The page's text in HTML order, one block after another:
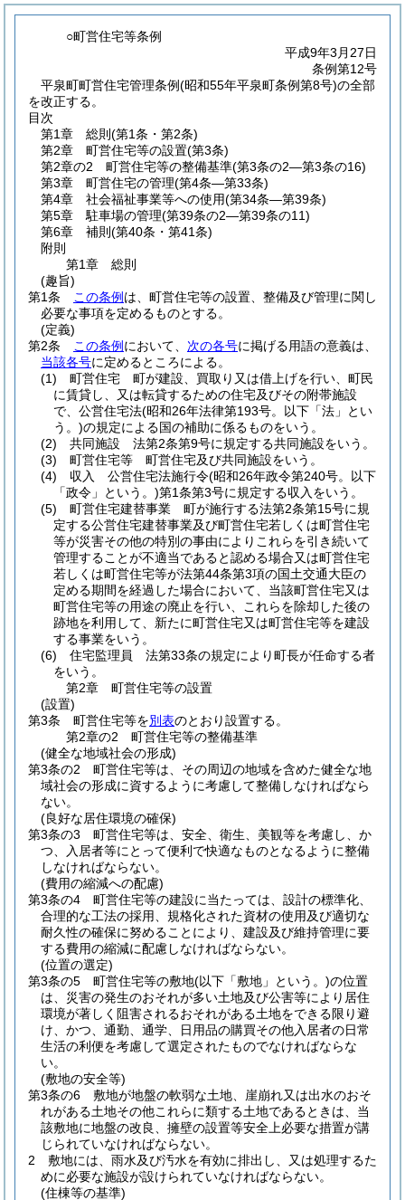
○町営住宅等条例
平成9年3月27日
条例第12号
平泉町町営住宅管理条例(昭和55年平泉町条例第8号)の全部
を改正する。
目次
第1章
総則 (第1条・第2条)
第2章
町営住宅等の設置(第3条)
第2章の2
町営住宅等の整備基準(第3条の2―第3条の16)
第3章
町営住宅の管理(第4条―第33条)
第4章
社会福祉事業等への使用(第34条―第39条)
第5章
駐車場の管理(第39条の2―第39条の11)
第6章
補則 (第40条・第41条)
附則
第1章
総則
(趣旨)
第1条
この条例 は、町営住宅等の設置、整備及び管理に関し
必要な事項を定めるものとする。
(定義)
第2条
この条例 において、 次の各号に掲げる用語の意義は、
当該各号に定めるところによる。
(1)
町営住宅 町が建設、買取り又は借上げを行い、町民
に賃貸し、又は転貸するための住宅及びその附帯施設
で、公営住宅法(昭和26年法律第193号。以下「法」とい
う。)の規定による国の補助に係るものをいう。
(2)
共同施設 法第2条第9号に規定する共同施設をいう。
(3)
町営住宅等 町営住宅及び共同施設をいう。
(4)
収入 公営住宅法施行令(昭和26年政令第240号。以下
「政令」という。)第1条第3号に規定する収入をいう。
(5)
町営住宅建替事業 町が施行する法第2条第15号に規
定する公営住宅建替事業及び町営住宅若しくは町営住宅
等が災害その他の特別の事由によりこれらを引き続いて
管理することが不適当であると認める場合又は町営住宅
若しくは町営住宅等が法第44条第3項の国土交通大臣の
定める期間を経過した場合において、当該町営住宅又は
町営住宅等の用途の廃止を行い、これらを除却した後の
跡地を利用して、新たに町営住宅又は町営住宅等を建設
する事業をいう。
(6)
住宅監理員 法第33条の規定により町長が任命する者
をいう。
第2章
町営住宅等の設置
(設置)
第3条
町営住宅等を別表のとおり設置する。
第2章の2
町営住宅等の整備基準
(健全な地域社会の形成)
第3条の2
町営住宅等は、その周辺の地域を含めた健全な地
域社会の形成に資するように考慮して整備しなければなら
ない。
(良好な居住環境の確保)
第3条の3
町営住宅等は、安全、衛生、美観等を考慮し、か
つ、入居者等にとって便利で快適なものとなるように整備
しなければならない。
(費用の縮減への配慮)
第3条の4
町営住宅等の建設に当たっては、設計の標準化、
合理的な工法の採用、規格化された資材の使用及び適切な
耐久性の確保に努めることにより、建設及び維持管理に要
する費用の縮減に配慮しなければならない。
(位置の選定)
第3条の5
町営住宅等の敷地(以下「敷地」という。)の位置
は、災害の発生のおそれが多い土地及び公害等により居住
環境が著しく阻害されるおそれがある土地をできる限り避
け、かつ、通勤、通学、日用品の購買その他入居者の日常
生活の利便を考慮して選定されたものでなければならな
い。
(敷地の安全等)
第3条の6
敷地が地盤の軟弱な土地、崖崩れ又は出水のおそ
れがある土地その他これらに類する土地であるときは、当
該敷地に地盤の改良、擁壁の設置等安全上必要な措置が講
じられていなければならない。
2
敷地には、雨水及び汚水を有効に排出し、又は処理するた
めに必要な施設が設けられていなければならない。
(住棟等の基準)